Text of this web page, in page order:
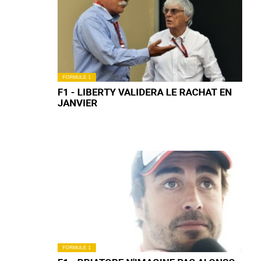
FORMULE 1
F1 - LIBERTY VALIDERA LE RACHAT EN
JANVIER
FORMULE 1